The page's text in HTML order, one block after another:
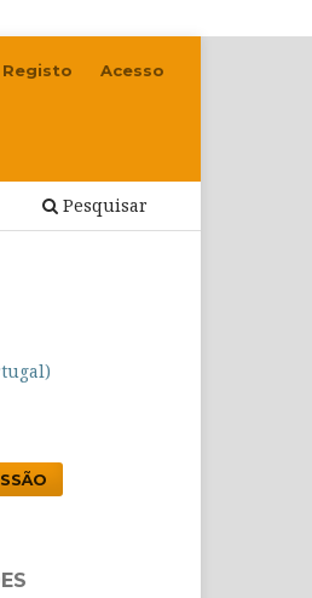
Pesquisar
Registo Acesso